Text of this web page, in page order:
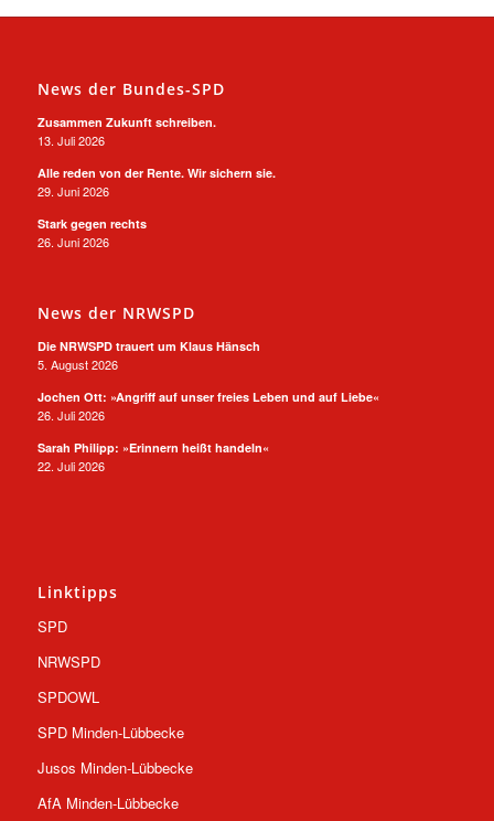
News der Bundes-SPD
Zusammen Zukunft schreiben.
13. Juli 2026
Alle reden von der Rente. Wir sichern sie.
29. Juni 2026
Stark gegen rechts
26. Juni 2026
News der NRWSPD
Die NRWSPD trauert um Klaus Hänsch
5. August 2026
Jochen Ott: »Angriff auf unser freies Leben und auf Liebe«
26. Juli 2026
Sarah Philipp: »Erinnern heißt handeln«
22. Juli 2026
Linktipps
SPD
NRWSPD
SPDOWL
SPD Minden-Lübbecke
Jusos Minden-Lübbecke
AfA Minden-Lübbecke